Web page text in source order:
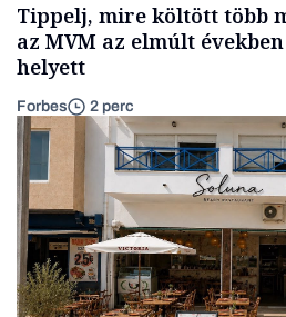
Tippelj, mire költött több
az MVM az elmúlt
helyett
Forbes 2 perc